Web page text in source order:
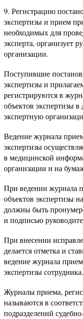
9. Регистрацию
экспертизы и прием
необходимых для
эксперта, организует
организации.
Поступившие
экспертизы и
регистрируются в
объектов экспертизы
экспертную
Ведение журнала
экспертизы
в медицинской
организации и на
При ведении журнала
объектов экспертизы
должны быть
и подписью
При внесении
делается отметка и
ведение журнала
экспертизы сотрудника.
Журналы приема,
называются в
подразделений